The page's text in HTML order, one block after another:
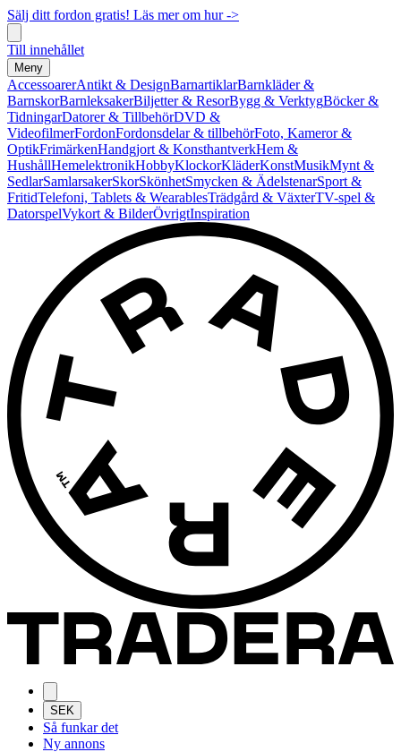
Sälj ditt fordon gratis! Läs mer om hur ->
Till innehållet
Meny
AccessoarerAntikt & DesignBarnartiklarBarnkläder &
BarnskorBarnleksakerBiljetter & ResorBygg & VerktygBöcker &
TidningarDatorer & TillbehörDVD &
VideofilmerFordonFordonsdelar & tillbehörFoto, Kameror &
OptikFrimärkenHandgjort & KonsthantverkHem &
HushållHemelektronikHobbyKlockorKläderKonstMusikMynt &
SedlarSamlarsakerSkorSkönhetSmycken & ÄdelstenarSport &
FritidTelefoni, Tablets & WearablesTrädgård & VäxterTV-spel &
DatorspelVykort & BilderÖvrigtInspiration
SEK
Så funkar det
Ny annons